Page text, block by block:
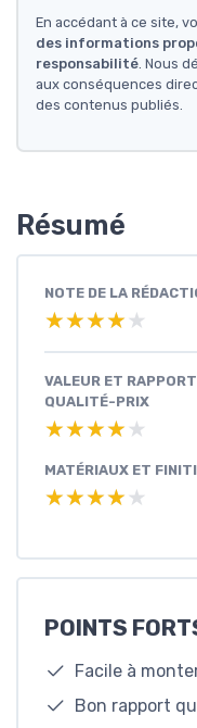
En accédant à ce site,
des informations
responsabilité. Nous
aux conséquences
des contenus publiés.
Résumé
NOTE DE LA
★★★★★
★★★★★
VALEUR ET RAPPORT
QUALITÉ-PRIX
★★★★★
★★★★★
MATÉRIAUX ET
★★★★★
★★★★★
POINTS
Facile à
Bon rapport